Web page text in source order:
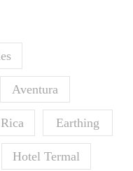
Aventura
Earthing
Hotel Termal